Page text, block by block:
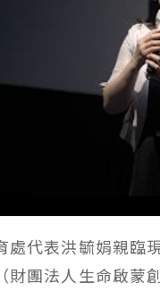
處代表洪毓娟親臨
團法人生命啟蒙